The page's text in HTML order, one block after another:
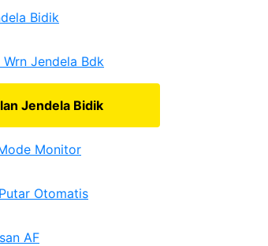
Bidik
Wrn Jendela Bdk
Jendela Bidik
Monitor
Otomatis
AF